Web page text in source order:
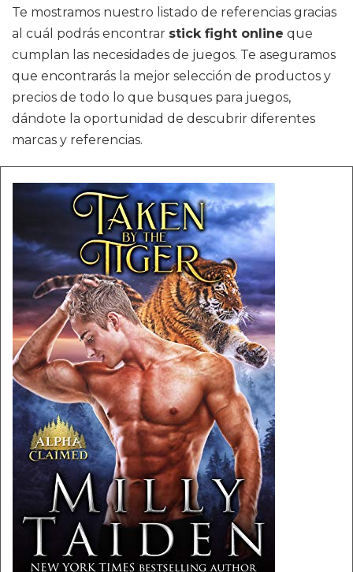
Te mostramos nuestro listado de referencias gracias
al cuál podrás encontrar stick fight online que
cumplan las necesidades de juegos. Te aseguramos
que encontrarás la mejor selección de productos y
precios de todo lo que busques para juegos,
dándote la oportunidad de descubrir diferentes
marcas y referencias.